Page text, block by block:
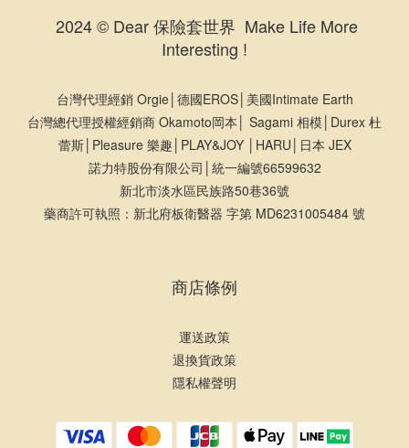
2024 © Dear 保險套世界 Make Life More
Interesting !
台灣代理經銷 Orgie│德國EROS│美國Intimate Earth
台灣總代理授權經銷商 Okamoto岡本│ Sagami 相模│Durex 杜
蕾斯│Pleasure 樂趣│PLAY&JOY │HARU│日本 JEX
諾力特股份有限公司│統一編號66599632
新北市淡水區民族路50巷36號
藥商許可執照：新北府板衛醫器 字第 MD6231005484 號
商店條例
運送政策
退換貨政策
隱私權聲明